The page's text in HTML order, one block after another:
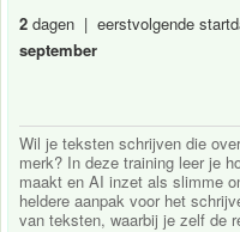
2 dagen | eerstvolgende
september
Wil je teksten schrijven die
merk? In deze training leer je
maakt en AI inzet als slimme
heldere aanpak voor het
van teksten, waarbij je zelf de